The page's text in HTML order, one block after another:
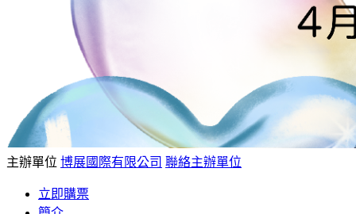
主辦單位 博展國際有限公司 聯絡主辦單位
立即購票